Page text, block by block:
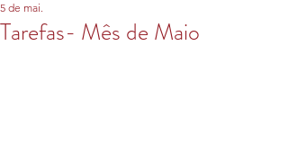
Tarefas- Mês de Maio
5 de mai.